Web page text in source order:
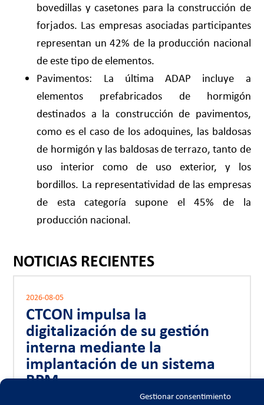
Gestionar consentimiento
bovedillas y casetones para la construcción de
forjados. Las empresas asociadas participantes
representan un 42% de la producción nacional
de este tipo de elementos.
Pavimentos: La última ADAP incluye a
elementos prefabricados de hormigón
destinados a la construcción de pavimentos,
como es el caso de los adoquines, las baldosas
de hormigón y las baldosas de terrazo, tanto de
uso interior como de uso exterior, y los
bordillos. La representatividad de las empresas
de esta categoría supone el 45% de la
producción nacional.
NOTICIAS RECIENTES
2026-08-05
CTCON impulsa la
digitalización de su gestión
interna mediante la
implantación de un sistema
BPM